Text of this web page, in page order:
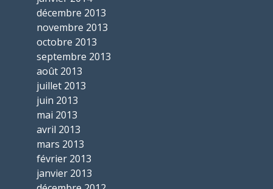
décembre 2013
novembre 2013
octobre 2013
septembre 2013
août 2013
juillet 2013
juin 2013
mai 2013
avril 2013
mars 2013
février 2013
janvier 2013